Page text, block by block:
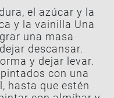
el azúcar y la
y la vainilla Una
una masa
descansar.
y dejar levar.
con una
hasta que estén